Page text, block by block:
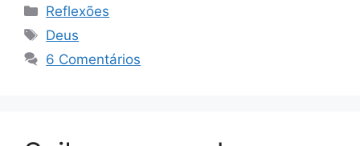
Categorias
Reflexões
Tags
Deus
6 Comentários